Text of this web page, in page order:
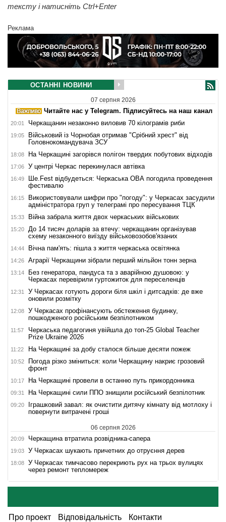
тексту і натисніть Ctrl+Enter
Реклама
ОСТАННІ НОВИНИ
07 серпня 2026
Читайте нас у Telegram. Підписуйтесь на наш канал
20:01 Черкащанин незаконно виловив 70 кілограмів риби
19:05
Військовий із Чорнобая отримав "Срібний хрест" від
Головнокомандувача ЗСУ
18:08 На Черкащині загорівся полігон твердих побутових відходів
17:06 У центрі Черкас перекинулася автівка
16:49
Ше.Fest відбудеться: Черкаська ОВА погодила проведення
фестивалю
16:15
Використовували шифри про "погоду": у Черкасах засудили
адміністратора груп у телеграмі про пересування ТЦК
15:33 Війна забрала життя двох черкаських військових
15:20
До 14 тисяч доларів за втечу: черкащанин організував
схему незаконного виїзду військовозобов'язаних
14:44 Вічна пам'ять: пішла з життя черкаська освітянка
14:26 Аграрії Черкащини зібрали перший мільйон тонн зерна
13:14
Без генератора, пандуса та з аварійною душовою: у
Черкасах перевірили гуртожиток для переселенців
12:31
У Черкасах готують дороги біля шкіл і дитсадків: де вже
оновили розмітку
12:08
У Черкасах профінансують обстеження будинку,
пошкодженого російським безпілотником
11:57
Черкаська педагогиня увійшла до топ-25 Global Teacher
Prize Ukraine 2026
11:22 На Черкащині за добу сталося більше десяти пожеж
10:52
Погода різко зміниться: коли Черкащину накриє грозовий
фронт
10:17 На Черкащині провели в останню путь прикордонника
09:31 На Черкащині сили ППО знищили російський безпілотник
09:20
Іграшковий завал: як очистити дитячу кімнату від мотлоху і
повернути витрачені гроші
06 серпня 2026
20:09 Черкащина втратила розвідника-сапера
19:03 У Черкасах шукають причетних до отруєння дерев
18:08
У Черкасах тимчасово перекриють рух на трьох вулицях
через ремонт тепломереж
Про проект Відповідальність Контакти